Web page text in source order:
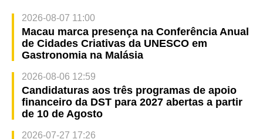
2026-08-07 11:00
Macau marca presença na Conferência Anual
de Cidades Criativas da UNESCO em
Gastronomia na Malásia
2026-08-06 12:59
Candidaturas aos três programas de apoio
financeiro da DST para 2027 abertas a partir
de 10 de Agosto
2026-07-27 17:26